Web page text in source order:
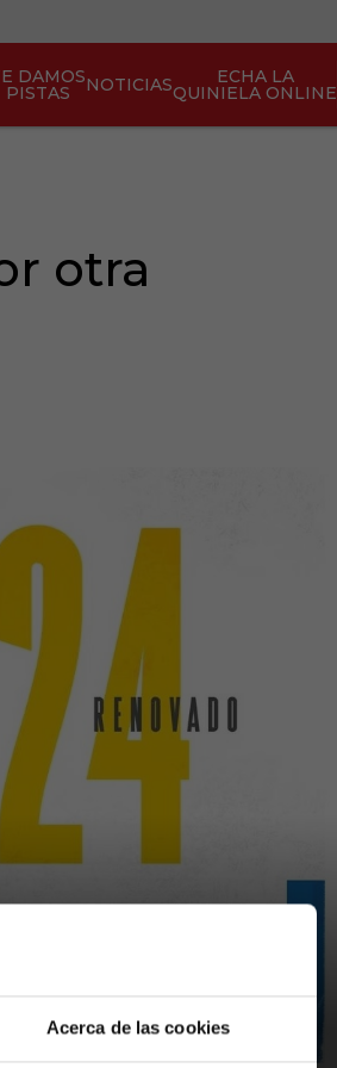
Acerca de las cookies
DAMOS
PISTAS NOTICIAS ECHA LA
QUINIELA ONLINE
otra